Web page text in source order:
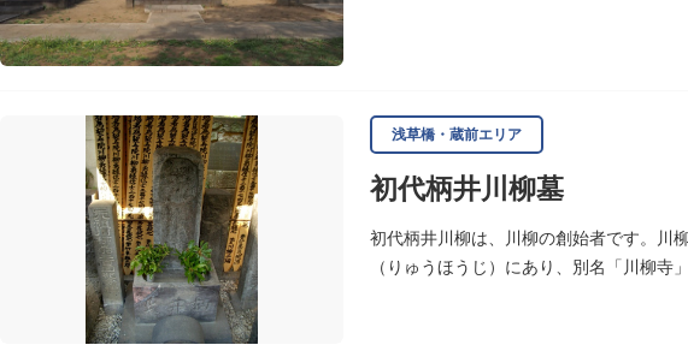
浅草橋・蔵前エリア
初代柄井川柳墓
初代柄井川柳は、川柳の創始者です。川
（りゅうほうじ）にあり、別名「川柳寺